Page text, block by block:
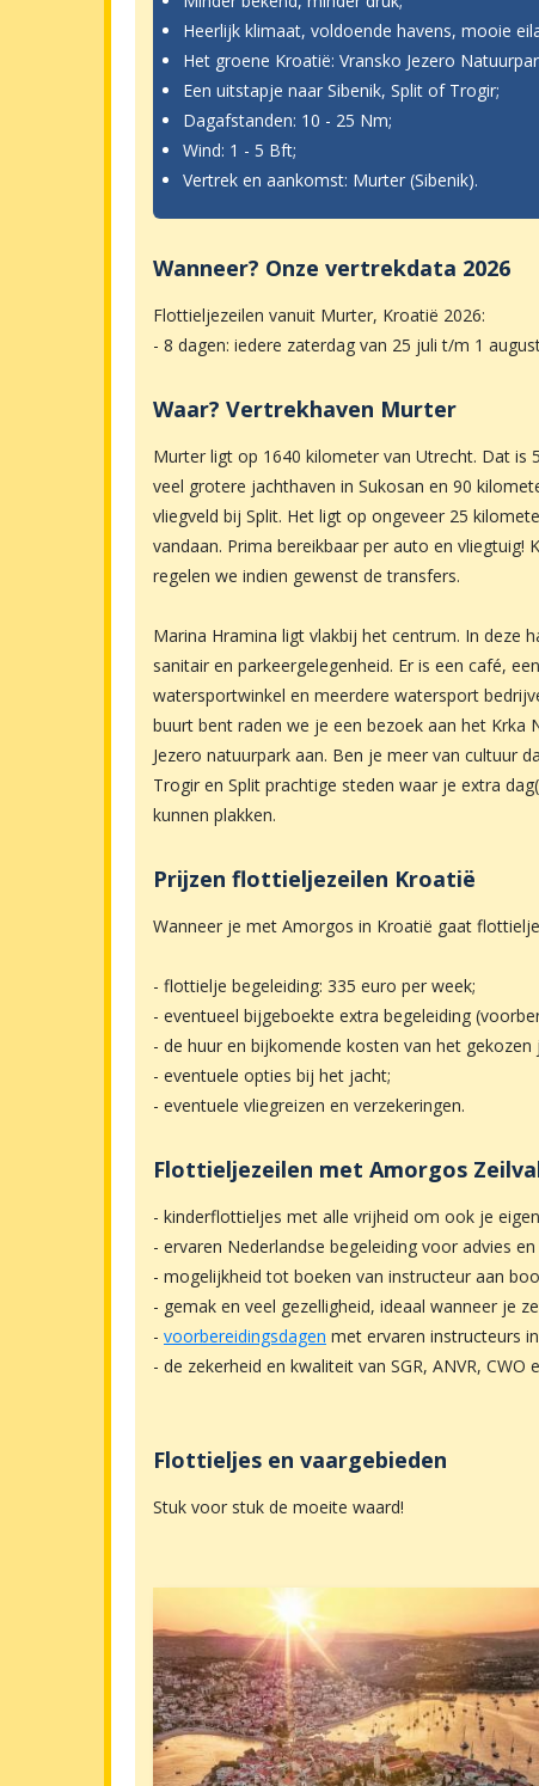
Heerlijk klimaat, voldoende havens, mooie
Het groene Kroatië: Vransko Jezero
Een uitstapje naar Sibenik, Split of Trogir;
Dagafstanden: 10 - 25 Nm;
Wind: 1 - 5 Bft;
Vertrek en aankomst: Murter (Sibenik).
Wanneer? Onze vertrekdata 2026
Flottieljezeilen vanuit Murter, Kroatië 2026:
- 8 dagen: iedere zaterdag van 25 juli t/m 1
Waar? Vertrekhaven Murter
Murter ligt op 1640 kilometer van Utrecht. Dat is
veel grotere jachthaven in Sukosan en 90
vliegveld bij Split. Het ligt op ongeveer 25
vandaan. Prima bereikbaar per auto en vliegtuig!
regelen we indien gewenst de transfers.
Marina Hramina ligt vlakbij het centrum. In deze
sanitair en parkeergelegenheid. Er is een café,
watersportwinkel en meerdere watersport
buurt bent raden we je een bezoek aan het Krka
Jezero natuurpark aan. Ben je meer van cultuur
Trogir en Split prachtige steden waar je extra
kunnen plakken.
Prijzen flottieljezeilen Kroatië
Wanneer je met Amorgos in Kroatië gaat
- flottielje begeleiding: 335 euro per week;
- eventueel bijgeboekte extra begeleiding
- de huur en bijkomende kosten van het gekozen
- eventuele opties bij het jacht;
- eventuele vliegreizen en verzekeringen.
Flottieljezeilen met Amorgos
- kinderflottieljes met alle vrijheid om ook je
- ervaren Nederlandse begeleiding voor advies
- mogelijkheid tot boeken van instructeur aan
- gemak en veel gezelligheid, ideaal wanneer je
- voorbereidingsdagen met ervaren instructeurs
- de zekerheid en kwaliteit van SGR, ANVR, CWO
Flottieljes en vaargebieden
Stuk voor stuk de moeite waard!